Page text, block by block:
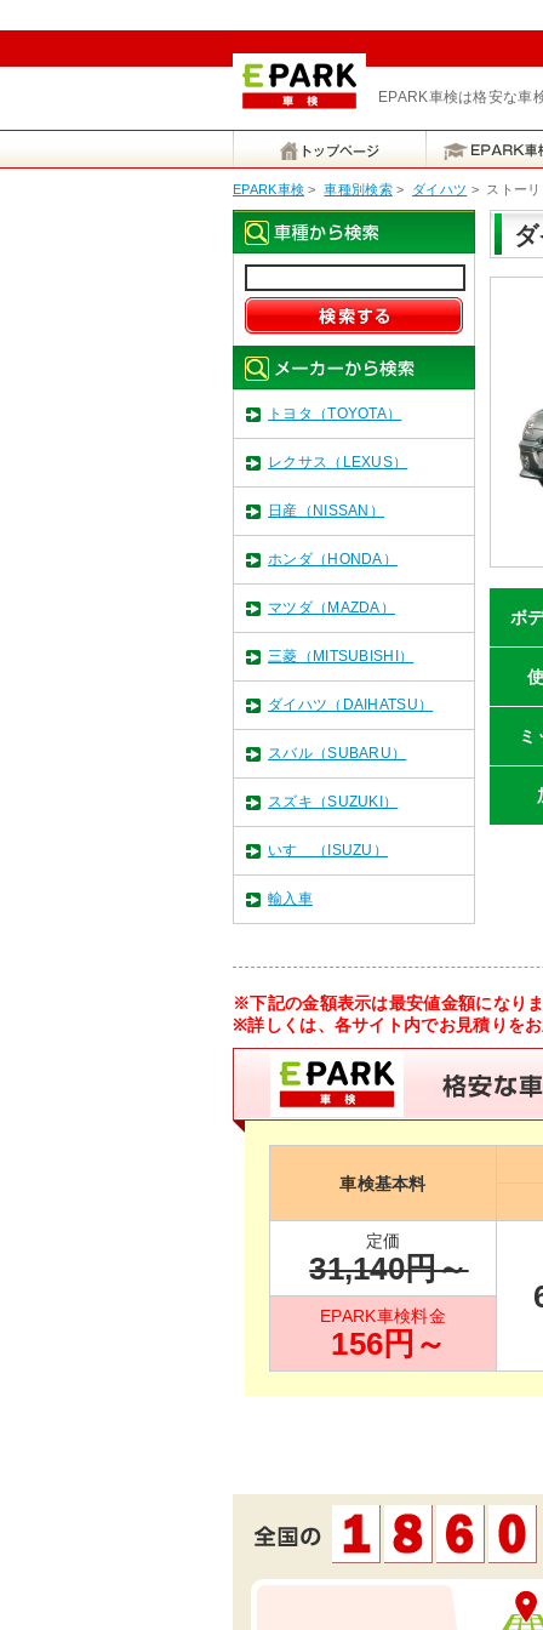
EPARK車検は格安な車
EPARK車検 > 車種別検索> ダイハツ > ストー
ボ
ミ
トヨタ（TOYOTA）
レクサス（LEXUS）
日産（NISSAN）
ホンダ（HONDA）
マツダ（MAZDA）
三菱（MITSUBISHI）
ダイハツ（DAIHATSU）
スバル（SUBARU）
スズキ（SUZUKI）
いすゞ（ISUZU）
輸入車
※下記の金額表示は最安値金額になり
※詳しくは、各サイト内でお見積りを
車検基本料
定価
31,140円～
EPARK車検料金
156円～